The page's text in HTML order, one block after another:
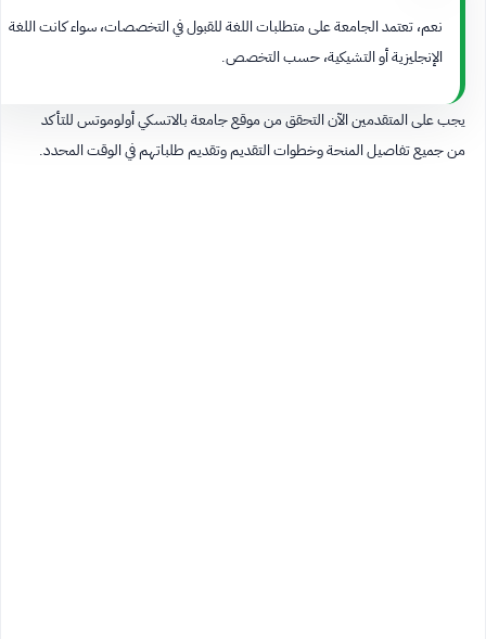
نعم، تعتمد الجامعة على متطلبات اللغة للقبول في التخصصات، سواء كانت اللغة
الإنجليزية أو التشيكية، حسب التخصص.
يجب على المتقدمين الآن التحقق من موقع جامعة بالاتسكي أولوموتس للتأكد
من جميع تفاصيل المنحة وخطوات التقديم وتقديم طلباتهم في الوقت المحدد.